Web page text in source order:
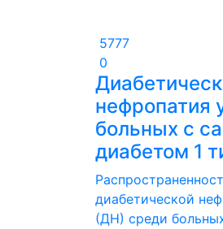
5777
0
нефропатия
больных с
диабетом 1
диабетической
(ДН) среди